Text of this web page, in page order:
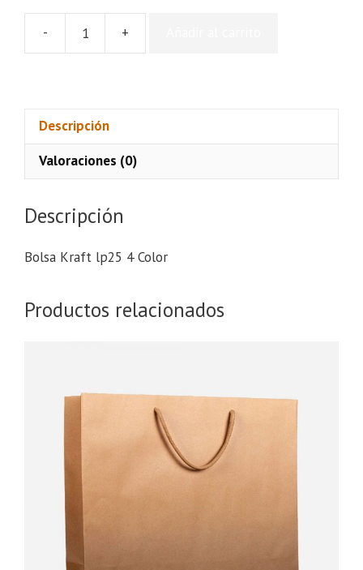
-
cantidad
+
Descripción
Valoraciones (0)
Descripción
Bolsa Kraft lp25 4 Color
Productos relacionados